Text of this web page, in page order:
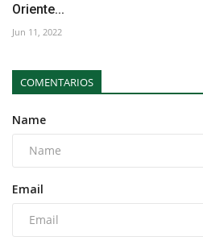
Oriente...
Jun 11, 2022
COMENTARIOS
Name
Email